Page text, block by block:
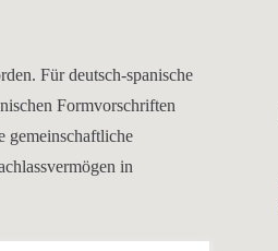
Für deutsch-spanische
Formvorschriften
gemeinschaftliche
in